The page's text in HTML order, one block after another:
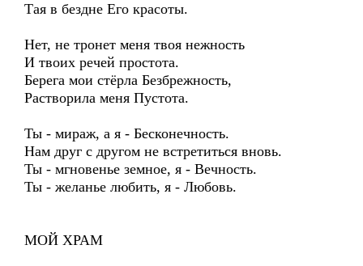
Тая в бездне Его красоты.
Нет, не тронет меня твоя нежность
И твоих речей простота.
Берега мои стёрла Безбрежность,
Растворила меня Пустота.
Ты - мираж, а я - Бесконечность.
Нам друг с другом не встретиться вновь.
Ты - мгновенье земное, я - Вечность.
Ты - желанье любить, я - Любовь.
МОЙ ХРАМ